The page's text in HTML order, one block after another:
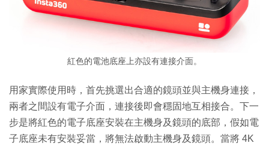
紅色的電池底座上亦設有連接介面。
用家實際使用時，首先挑選出合適的鏡頭並與主機身連接，
兩者之間設有電子介面，連接後即會穩固地互相接合。下一
步是將紅色的電子底座安裝在主機身及鏡頭的底部，假如電
子底座未有安裝妥當，將無法啟動主機身及鏡頭。當將 4K